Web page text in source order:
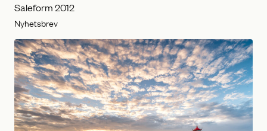
Saleform 2012
Nyhetsbrev